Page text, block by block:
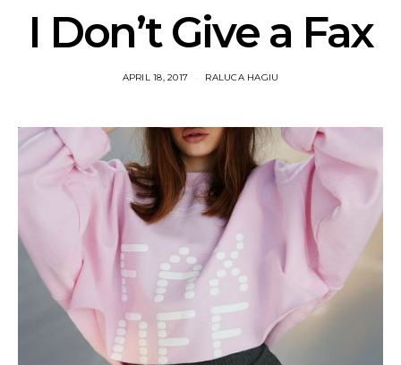
I Don’t Give a Fax
APRIL 18, 2017 RALUCA HAGIU